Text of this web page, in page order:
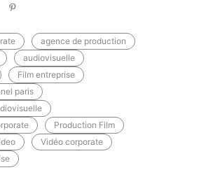
agence de production
audiovisuelle
Film entreprise
paris
Production Film
Vidéo corporate